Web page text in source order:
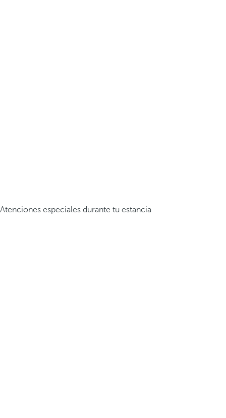
Atenciones especiales durante tu estancia